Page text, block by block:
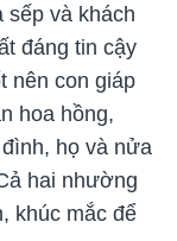
sếp và khách
đáng tin cậy
nên con giáp
hoa hồng,
họ và nửa
hai nhường
khúc mắc để